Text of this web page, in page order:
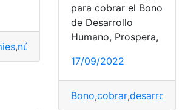
,número
para cobrar el Bono
de Desarrollo
Humano, Prospera,
17/09/2022
Bono,cobrar,desarrollo